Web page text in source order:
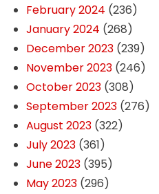
February 2024 (236)
January 2024 (268)
December 2023(239)
November 2023(246)
October 2023(308)
September 2023(276)
August 2023(322)
July 2023(361)
June 2023(395)
May 2023(296)